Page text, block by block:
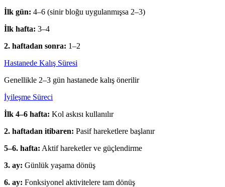
İlk gün: 4–6 (sinir bloğu uygulanmışsa 2–3)
İlk hafta: 3–4
2. haftadan sonra: 1–2
Hastanede Kalış Süresi
Genellikle 2–3 gün hastanede kalış önerilir
İyileşme Süreci
İlk 4–6 hafta: Kol askısı kullanılır
2. haftadan itibaren: Pasif hareketlere başlanır
5–6. hafta: Aktif hareketler ve güçlendirme
3. ay: Günlük yaşama dönüş
6. ay: Fonksiyonel aktivitelere tam dönüş